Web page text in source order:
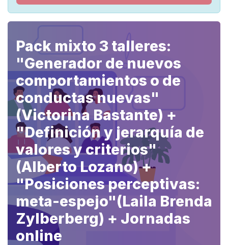
Pack mixto 3 talleres:
"Generador de nuevos
comportamientos o de
conductas nuevas"
(Victorina Bastante) +
"Definición y jerarquía de
valores y criterios"
(Alberto Lozano) +
"Posiciones perceptivas:
meta-espejo"(Laila Brenda
Zylberberg) + Jornadas
online